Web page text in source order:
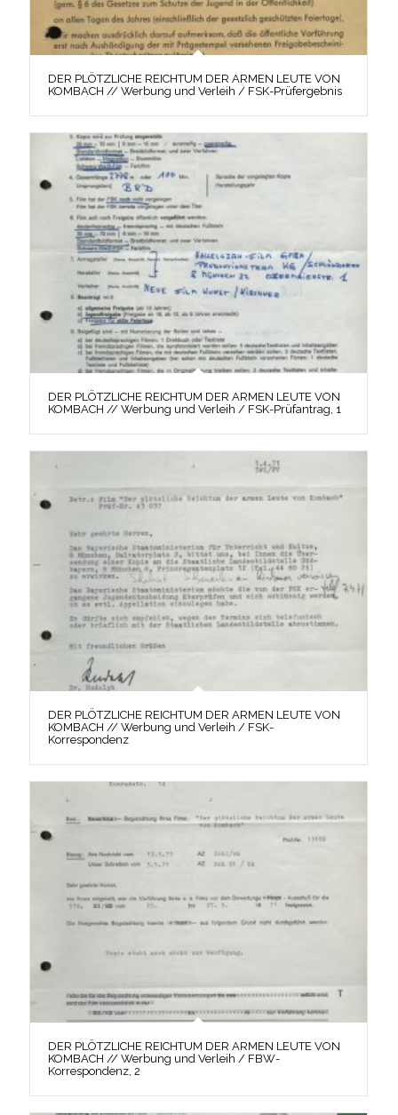
DER PLÖTZLICHE REICHTUM DER ARMEN LEUTE VON
KOMBACH // Werbung und Verleih / FSK-Prüfergebnis
DER PLÖTZLICHE REICHTUM DER ARMEN LEUTE VON
KOMBACH // Werbung und Verleih / FSK-Prüfantrag, 1
DER PLÖTZLICHE REICHTUM DER ARMEN LEUTE VON
KOMBACH // Werbung und Verleih / FSK-
Korrespondenz
DER PLÖTZLICHE REICHTUM DER ARMEN LEUTE VON
KOMBACH // Werbung und Verleih / FBW-
Korrespondenz, 2